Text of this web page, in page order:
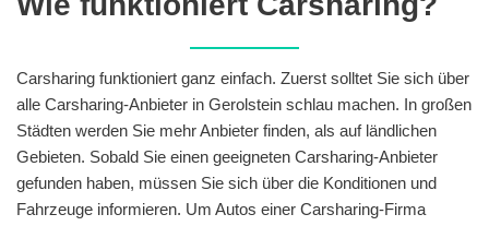
Carsharing funktioniert ganz einfach. Zuerst solltet Sie sich über
alle Carsharing-Anbieter in Gerolstein schlau machen. In großen
Städten werden Sie mehr Anbieter finden, als auf ländlichen
Gebieten. Sobald Sie einen geeigneten Carsharing-Anbieter
gefunden haben, müssen Sie sich über die Konditionen und
Fahrzeuge informieren. Um Autos einer Carsharing-Firma